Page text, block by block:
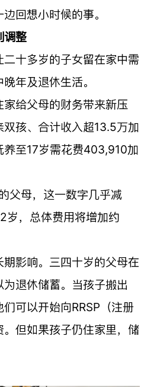
回想小时候的事。
调整
十多岁的子女留在家中需
年及退休生活。
给父母的财务带来新压
双孩、合计收入超13.5万加
养至17岁需花费403,910加
父母，这一数字几乎减
岁，总体费用将增加约
影响。三四十岁的父母在
退休储蓄。当孩子搬出
可以开始向RRSP（注册
但如果孩子仍住家里，储